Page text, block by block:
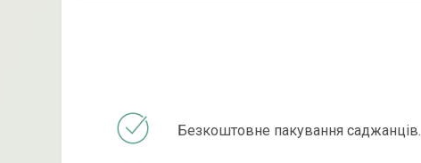
Безкоштовне пакування саджанців.